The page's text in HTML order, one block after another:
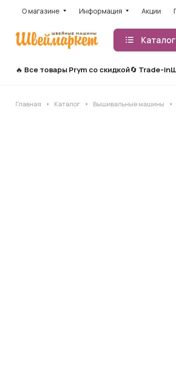
О магазине Информация Акции
Каталог
Все товары Prym со скидкой Trade-in
Главная Каталог Вышивальные машины